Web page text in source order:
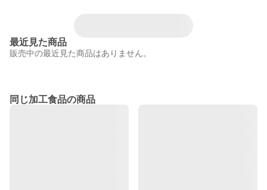
最近見た商品
販売中の最近見た商品はありません。
同じ加工食品の商品